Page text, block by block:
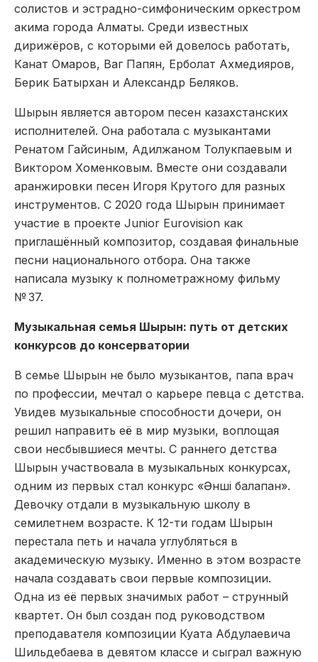
солистов и эстрадно-симфоническим оркестром
акима города Алматы. Среди известных
дирижёров, с которыми ей довелось работать,
Канат Омаров, Ваг Папян, Ерболат Ахмедияров,
Берик Батырхан и Александр Беляков.
Шырын является автором песен казахстанских
исполнителей. Она работала с музыкантами
Ренатом Гайсиным, Адилжаном Толукпаевым и
Виктором Хоменковым. Вместе они создавали
аранжировки песен Игоря Крутого для разных
инструментов. С 2020 года Шырын принимает
участие в проекте Junior Eurovision как
приглашённый композитор, создавая финальные
песни национального отбора. Она также
написала музыку к полнометражному фильму
№ 37.
Музыкальная семья Шырын: путь от детских
конкурсов до консерватории
В семье Шырын не было музыкантов, папа врач
по профессии, мечтал о карьере певца с детства.
Увидев музыкальные способности дочери, он
решил направить её в мир музыки, воплощая
свои несбывшиеся мечты. С раннего детства
Шырын участвовала в музыкальных конкурсах,
одним из первых стал конкурс «Әнші балапан».
Девочку отдали в музыкальную школу в
семилетнем возрасте. К 12-ти годам Шырын
перестала петь и начала углубляться в
академическую музыку. Именно в этом возрасте
начала создавать свои первые композиции.
Одна из её первых значимых работ – струнный
квартет. Он был создан под руководством
преподавателя композиции Куата Абдулаевича
Шильдебаева в девятом классе и сыграл важную